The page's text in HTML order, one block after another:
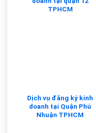
TPHCM
Dịch vụ đăng ký kinh
doanh tại Quận Phú
Nhuận TPHCM